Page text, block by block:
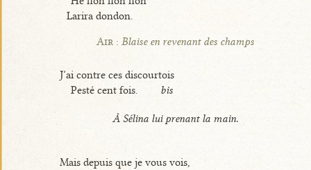
Larira dondon.
Air :Blaise en revenant des champs
J’ai contre ces discourtois
Pesté cent fois.
bis
À Sélina lui prenant la main.
Mais depuis que je vous vois,